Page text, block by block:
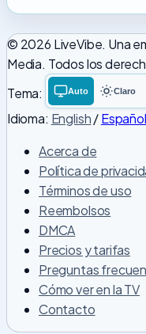
© 2026 LiveVibe. Una
Media. Todos los
Tema:
Tema
del
sistema
Auto
Tema
claro
Claro
Idioma: English/Español
Acerca de
Política de
Términos de uso
Reembolsos
DMCA
Precios y tarifas
Preguntas
Cómo ver en la TV
Contacto